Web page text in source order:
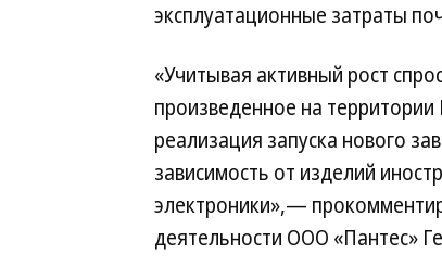
эксплуатационные затраты
«Учитывая активный рост
произведенное на
реализация запуска нового
зависимость от изделий
электроники»,—
деятельности ООО «Пантес»